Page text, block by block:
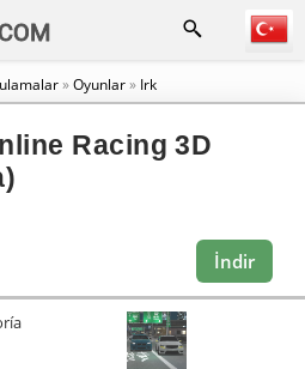
»Oyunlar» Irk
Racing 3D
İndir